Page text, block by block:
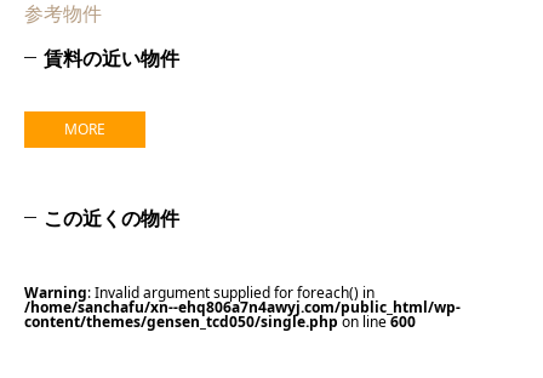
参考物件
賃料の近い物件
MORE
この近くの物件
Warning: Invalid argument supplied for foreach() in
/home/sanchafu/xn--ehq806a7n4awyj.com/public_html/wp-
content/themes/gensen_tcd050/single.php on line600